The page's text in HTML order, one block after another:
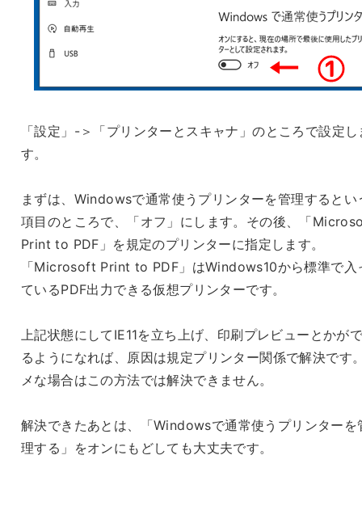
「設定」-＞「プリンターとスキャナ」のところで設定し
す。
まずは、Windowsで通常使うプリンターを管理するとい
項目のところで、「オフ」にします。その後、「
Print to PDF」を規定のプリンターに指定します。
「Microsoft Print to PDF」はWindows10から標準で入
ているPDF出力できる仮想プリンターです。
上記状態にしてIE11を立ち上げ、印刷プレビューとかが
るようになれば、原因は規定プリンター関係で解決です
メな場合はこの方法では解決できません。
解決できたあとは、「Windowsで通常使うプリンターを
理する」をオンにもどしても大丈夫です。